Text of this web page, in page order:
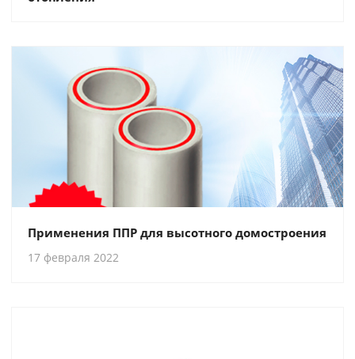
Применения ППР для высотного домостроения
17 февраля 2022